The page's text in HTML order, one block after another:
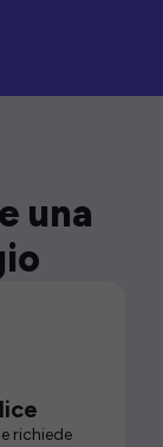
una
richiede